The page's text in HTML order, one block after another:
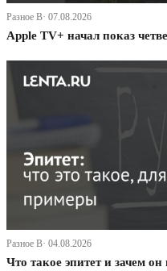
Разное В· 07.08.2026
Apple TV+ начал показ
Разное В· 04.08.2026
Что такое эпитет и зачем